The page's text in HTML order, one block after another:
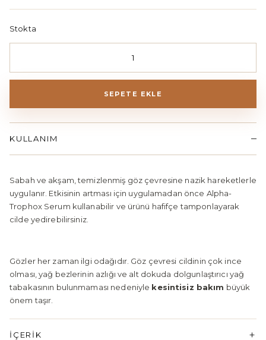
Stokta
SEPETE EKLE
KULLANIM
Sabah ve akşam, temizlenmiş göz çevresine nazik hareketlerle
uygulanır. Etkisinin artması için uygulamadan önce Alpha-
Trophox Serum kullanabilir ve ürünü hafifçe tamponlayarak
cilde yedirebilirsiniz.
Gözler her zaman ilgi odağıdır. Göz çevresi cildinin çok ince
olması, yağ bezlerinin azlığı ve alt dokuda dolgunlaştırıcı yağ
tabakasının bulunmaması nedeniyle kesintisiz bakım büyük
önem taşır.
İÇERIK